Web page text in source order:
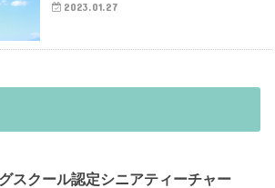
2023.01.27
スクール認定シニアティーチャー